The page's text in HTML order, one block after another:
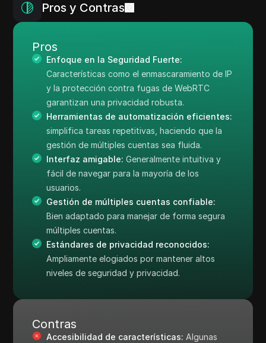
Pros y Contras
Pros
Enfoque en la Seguridad Fuerte:
Características como el enmascaramiento de IP
y la protección contra fugas de WebRTC
garantizan una privacidad robusta.
Herramientas de automatización eficientes:
simplifica tareas repetitivas, haciendo que la
gestión de múltiples cuentas sea fluida.
Interfaz amigable: Generalmente intuitiva y
fácil de navegar para la mayoría de los
usuarios.
Gestión de múltiples cuentas confiable:
Bien adaptado para manejar de forma segura
múltiples cuentas.
Estándares de privacidad reconocidos:
Ampliamente elogiados por mantener altos
niveles de seguridad y privacidad.
Contras
Accesibilidad de características: Algunas